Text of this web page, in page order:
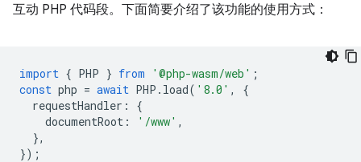
互动 PHP 代码段。下面简要介绍了该功能的使用方式：
import { PHP } from '@php-wasm/web' ;
const php = await PHP . load( '8.0' ,
{
requestHandler :
{
documentRoot : '/www' ,
},
});